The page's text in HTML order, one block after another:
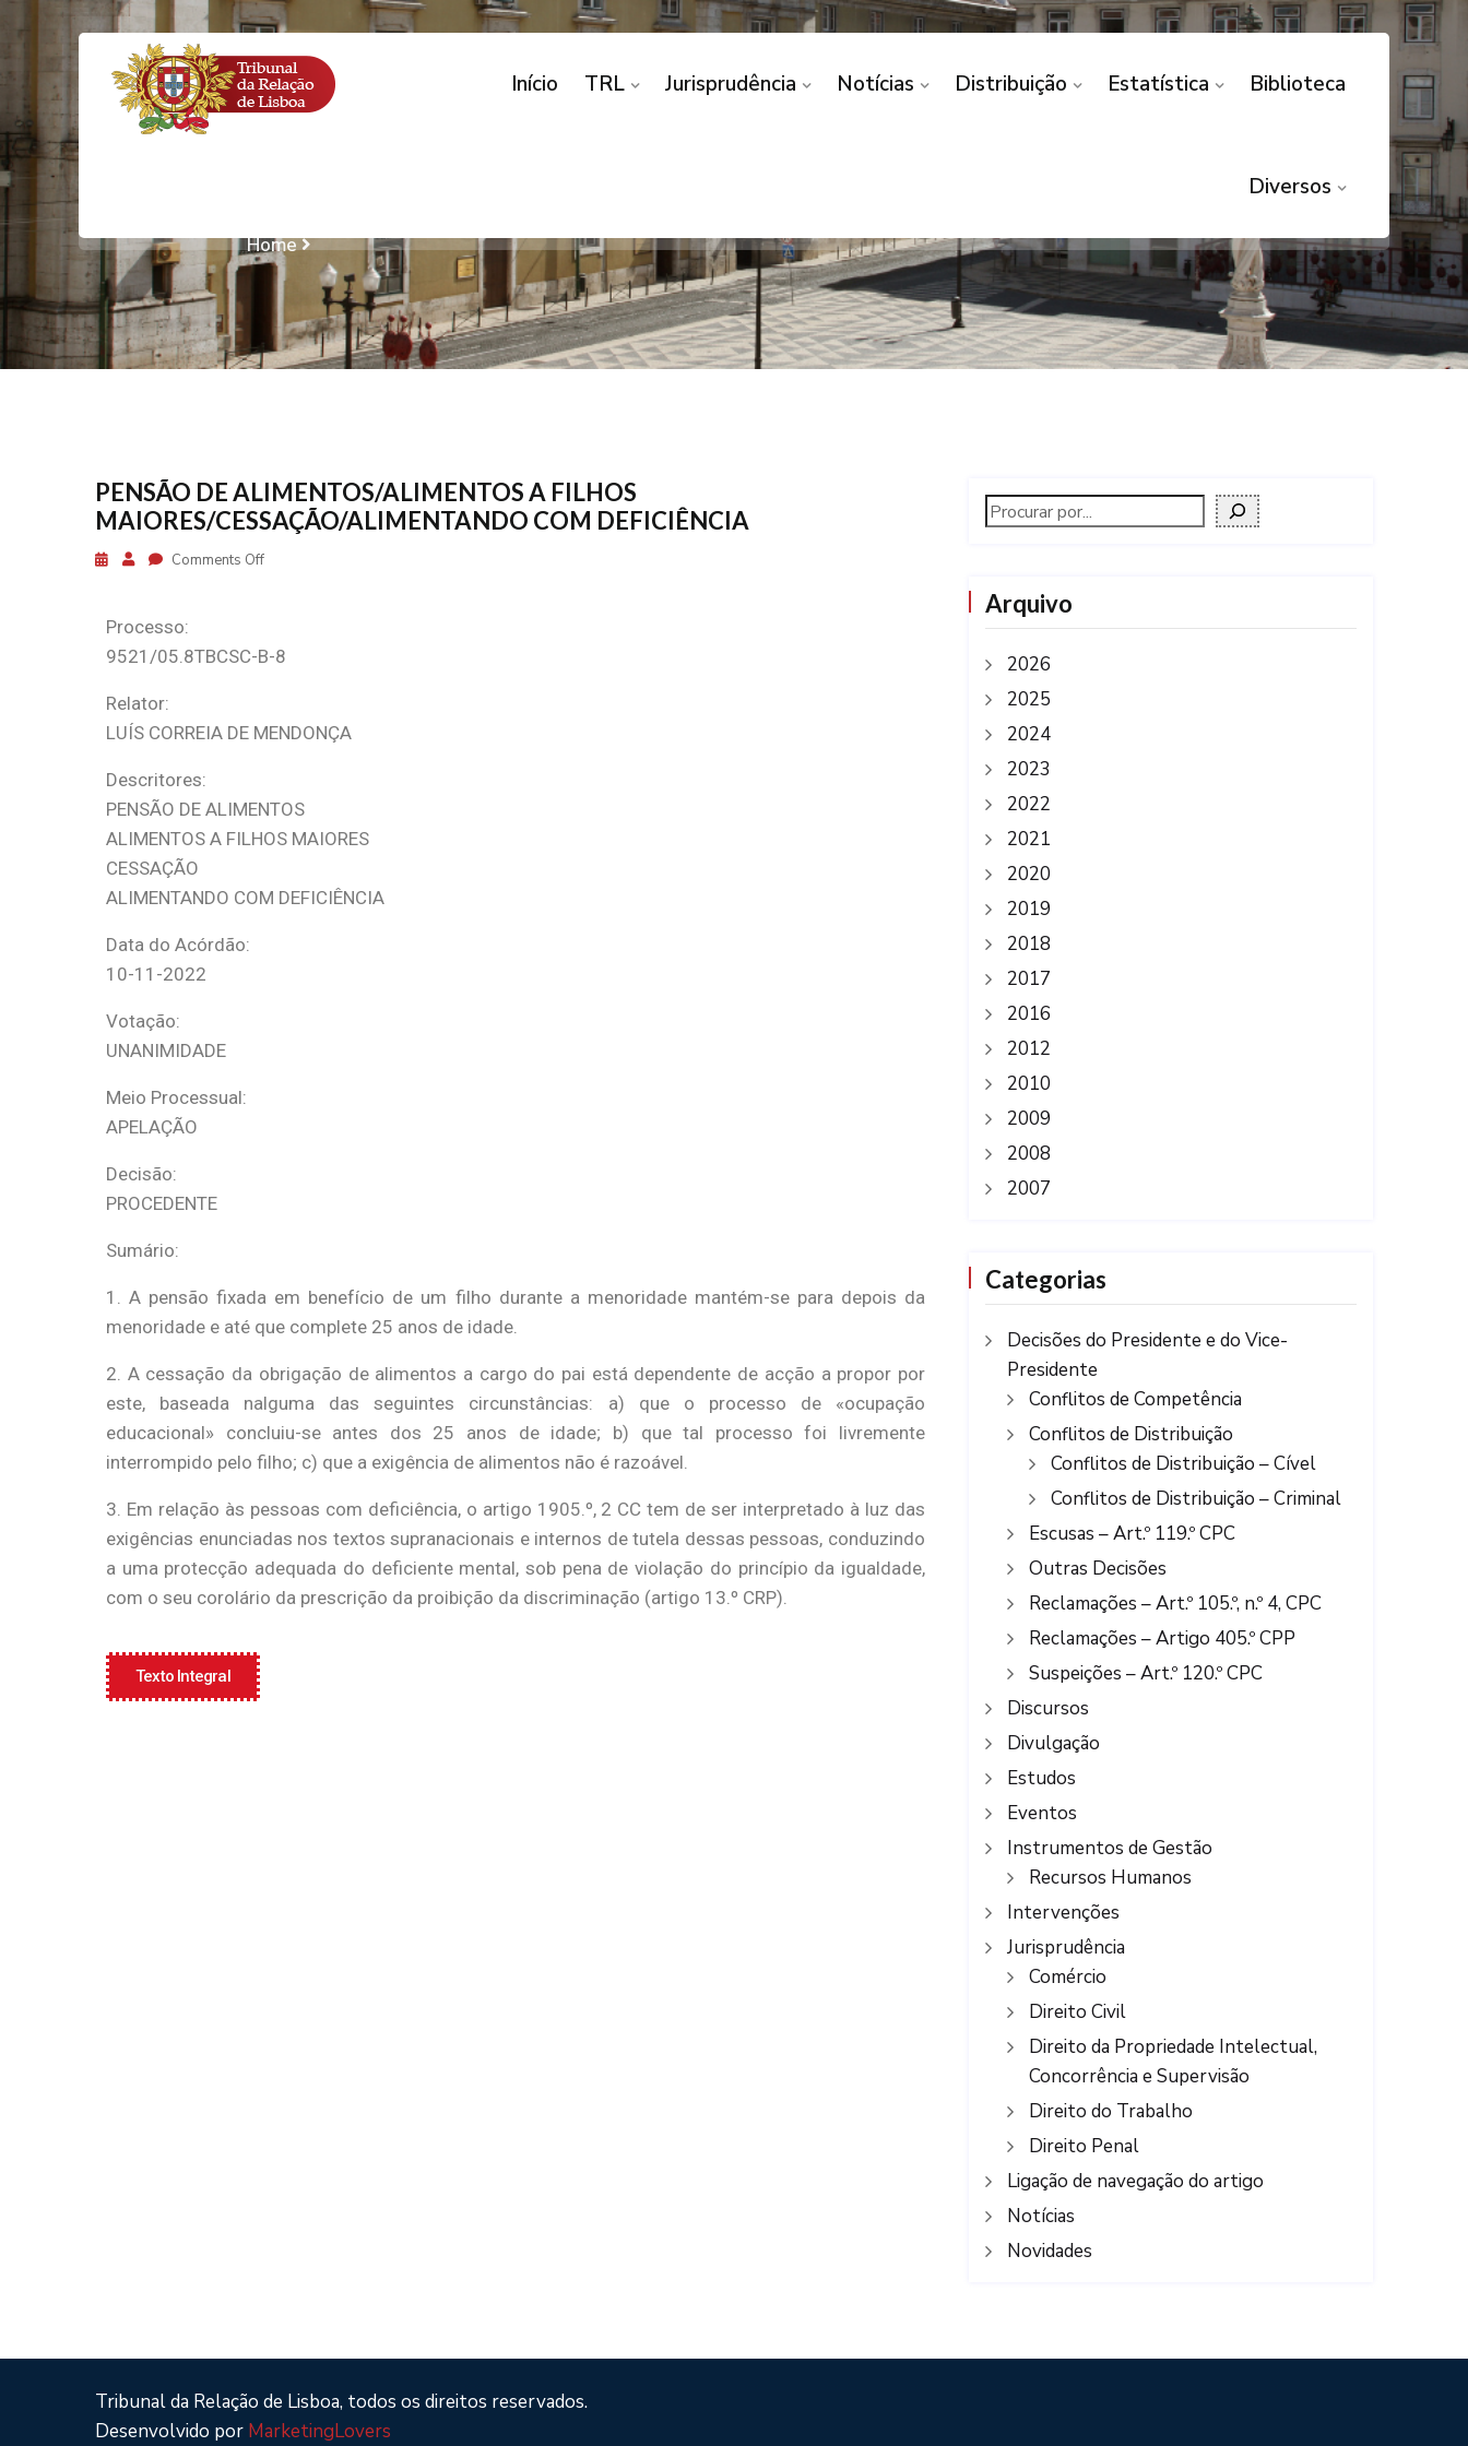
Início TRL Jurisprudência Notícias Distribuição Estatística Biblioteca
Diversos
MAIORES/CESSAÇÃO/ALIMENTANDO COM DEFICIÊNCIA
Home PENSÃO DE ALIMENTOS/ALIMENTOS A FILHOS MAIORES/CESSAÇÃO/ALIMENTANDO COM DEFICIÊNCIA
PENSÃO DE ALIMENTOS/ALIMENTOS A FILHOS
MAIORES/CESSAÇÃO/ALIMENTANDO COM DEFICIÊNCIA
Comments Off
Processo:
9521/05.8TBCSC-B-8
Relator:
LUÍS CORREIA DE MENDONÇA
Descritores:
PENSÃO DE ALIMENTOS
ALIMENTOS A FILHOS MAIORES
CESSAÇÃO
ALIMENTANDO COM DEFICIÊNCIA
Data do Acórdão:
10-11-2022
Votação:
UNANIMIDADE
Meio Processual:
APELAÇÃO
Decisão:
PROCEDENTE
Sumário:
1. A pensão fixada em benefício de um filho durante a menoridade mantém-se para depois da
menoridade e até que complete 25 anos de idade.
2. A cessação da obrigação de alimentos a cargo do pai está dependente de acção a propor por
este, baseada nalguma das seguintes circunstâncias: a) que o processo de «ocupação
educacional» concluiu-se antes dos 25 anos de idade; b) que tal processo foi livremente
interrompido pelo filho; c) que a exigência de alimentos não é razoável.
3. Em relação às pessoas com deficiência, o artigo 1905.º, 2 CC tem de ser interpretado à luz das
exigências enunciadas nos textos supranacionais e internos de tutela dessas pessoas, conduzindo
a uma protecção adequada do deficiente mental, sob pena de violação do princípio da igualdade,
com o seu corolário da prescrição da proibição da discriminação (artigo 13.º CRP).
Texto Integral
Arquivo
2026
2025
2024
2023
2022
2021
2020
2019
2018
2017
2016
2012
2010
2009
2008
2007
Categorias
Decisões do Presidente e do Vice-
Presidente
Conflitos de Competência
Conflitos de Distribuição
Conflitos de Distribuição – Cível
Conflitos de Distribuição – Criminal
Escusas – Art.º 119.º CPC
Outras Decisões
Reclamações – Art.º 105.º, n.º 4, CPC
Reclamações – Artigo 405.º CPP
Suspeições – Art.º 120.º CPC
Discursos
Divulgação
Estudos
Eventos
Instrumentos de Gestão
Recursos Humanos
Intervenções
Jurisprudência
Comércio
Direito Civil
Direito da Propriedade Intelectual,
Concorrência e Supervisão
Direito do Trabalho
Direito Penal
Ligação de navegação do artigo
Notícias
Novidades
Tribunal da Relação de Lisboa, todos os direitos reservados.
Desenvolvido por MarketingLovers